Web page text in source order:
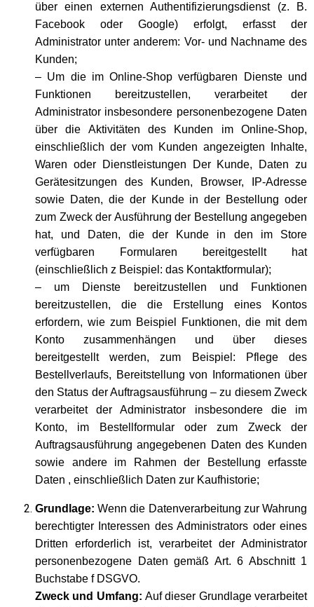
über einen externen Authentifizierungsdienst (z. B.
Facebook oder Google) erfolgt, erfasst der
Administrator unter anderem: Vor- und Nachname des
Kunden;
– Um die im Online-Shop verfügbaren Dienste und
Funktionen bereitzustellen, verarbeitet der
Administrator insbesondere personenbezogene Daten
über die Aktivitäten des Kunden im Online-Shop,
einschließlich der vom Kunden angezeigten Inhalte,
Waren oder Dienstleistungen Der Kunde, Daten zu
Gerätesitzungen des Kunden, Browser, IP-Adresse
sowie Daten, die der Kunde in der Bestellung oder
zum Zweck der Ausführung der Bestellung angegeben
hat, und Daten, die der Kunde in den im Store
verfügbaren Formularen bereitgestellt hat
(einschließlich z Beispiel: das Kontaktformular);
– um Dienste bereitzustellen und Funktionen
bereitzustellen, die die Erstellung eines Kontos
erfordern, wie zum Beispiel Funktionen, die mit dem
Konto zusammenhängen und über dieses
bereitgestellt werden, zum Beispiel: Pflege des
Bestellverlaufs, Bereitstellung von Informationen über
den Status der Auftragsausführung – zu diesem Zweck
verarbeitet der Administrator insbesondere die im
Konto, im Bestellformular oder zum Zweck der
Auftragsausführung angegebenen Daten des Kunden
sowie andere im Rahmen der Bestellung erfasste
Daten , einschließlich Daten zur Kaufhistorie;
Grundlage:Wenn die Datenverarbeitung zur Wahrung
berechtigter Interessen des Administrators oder eines
Dritten erforderlich ist, verarbeitet der Administrator
personenbezogene Daten gemäß Art. 6 Abschnitt 1
Buchstabe f DSGVO.
Zweck und Umfang: Auf dieser Grundlage verarbeitet